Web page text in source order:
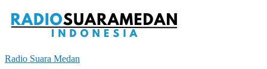
content
Radio Suara Medan